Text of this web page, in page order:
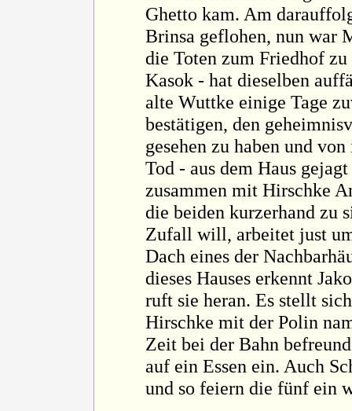
Ghetto kam. Am
Brinsa geflohen, nun war
die Toten zum Friedhof
Kasok - hat dieselben
alte Wuttke einige Tage
bestätigen, den
gesehen zu haben und
Tod - aus dem Haus
zusammen mit Hirschke
die beiden kurzerhand zu
Zufall will, arbeitet just
Dach eines der
dieses Hauses erkennt
ruft sie heran. Es stellt
Hirschke mit der Polin
Zeit bei der Bahn
auf ein Essen ein. Auch
und so feiern die fünf ein